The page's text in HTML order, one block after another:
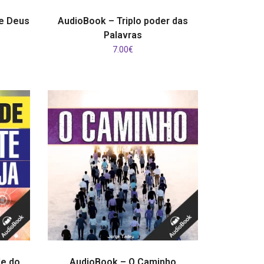
Deus ADICIONAR
AudioBook – Triplo poder das
Palavras
7.00€
do
ADICIONAR
AudioBook – O Caminho